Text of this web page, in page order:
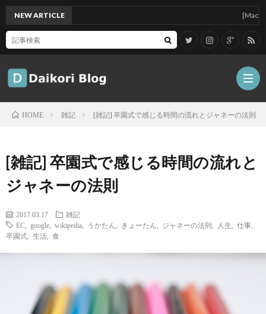
NEW ARTICLE [Mac]Mac
HOME 雑記 [雑記] 卒園式で感じる時間の流れとジャネーの法則
[雑記] 卒園式で感じる時間の流れと
ジャネーの法則
2017.03.17
雑記
EC
google wikipedia うかたん きょーたん ジャネーの法則 人生 仕事
卒園式
生活 食